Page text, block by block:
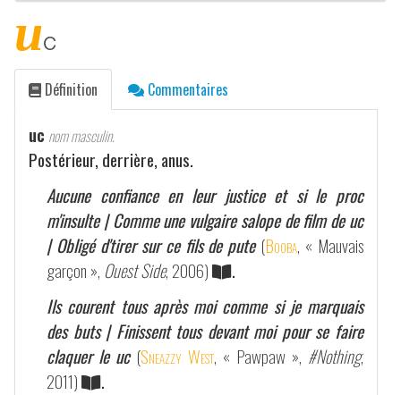
uc
Définition Commentaires
uc nom masculin.
Postérieur, derrière, anus.
Aucune confiance en leur justice et si le proc
m'insulte | Comme une vulgaire salope de film de uc
| Obligé d'tirer sur ce fils de pute (Booba, « Mauvais
garçon », Ouest Side, 2006)
.
Ils courent tous après moi comme si je marquais
des buts | Finissent tous devant moi pour se faire
claquer le uc (Sneazzy West, « Pawpaw », #Nothing,
2011)
.